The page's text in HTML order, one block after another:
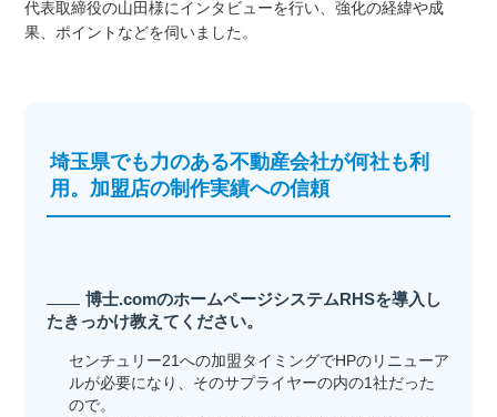
代表取締役の山田様にインタビューを行い、強化の経緯や成
果、ポイントなどを伺いました。
埼玉県でも力のある不動産会社が何社も利
用。加盟店の制作実績への信頼
博士.comのホームページシステムRHSを導入し
たきっかけ教えてください。
センチュリー21への加盟タイミングでHPのリニューア
ルが必要になり、そのサプライヤーの内の1社だった
ので。